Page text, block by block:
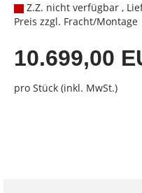
Z.Z. nicht verfügbar ,
Preis zzgl. Fracht/Montage
10.699,00
pro Stück (inkl. MwSt.)